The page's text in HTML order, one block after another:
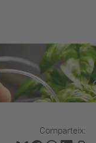
Comparteix: